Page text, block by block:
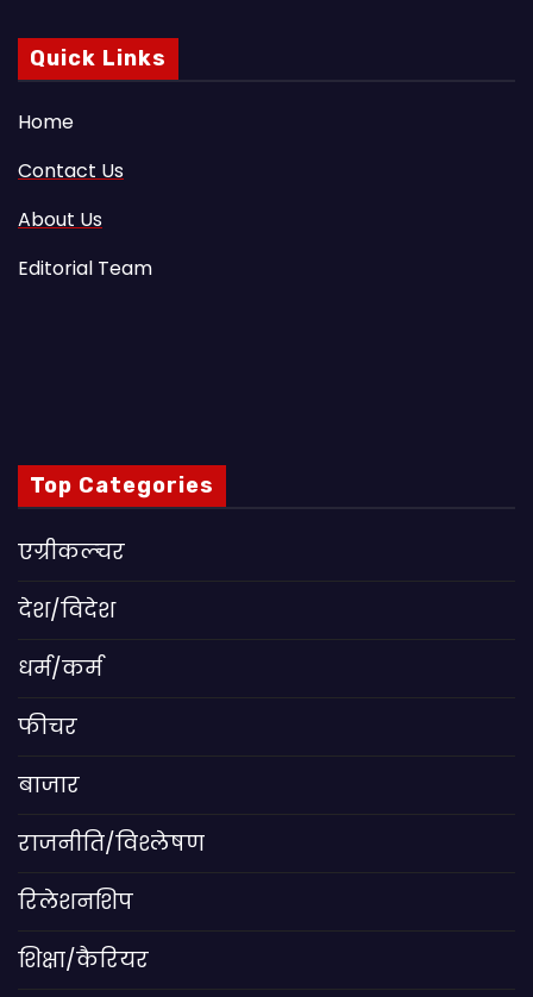
Quick Links
Home
Contact Us
About Us
Editorial Team
Top Categories
एग्रीकल्चर
देश/विदेश
धर्म/कर्म
फीचर
बाजार
राजनीति/विश्लेषण
रिलेशनशिप
शिक्षा/कैरियर